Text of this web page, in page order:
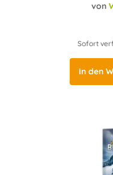
von
Sofort
In den